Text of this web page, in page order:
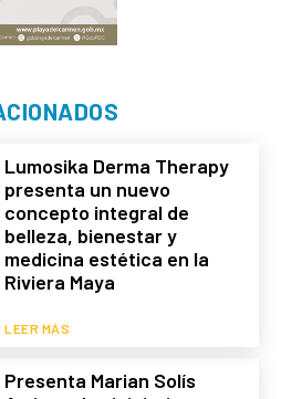
Lumosika Derma Therapy
presenta un nuevo
concepto integral de
belleza, bienestar y
medicina estética en la
Riviera Maya
LEER MÁS
Presenta Marian Solís